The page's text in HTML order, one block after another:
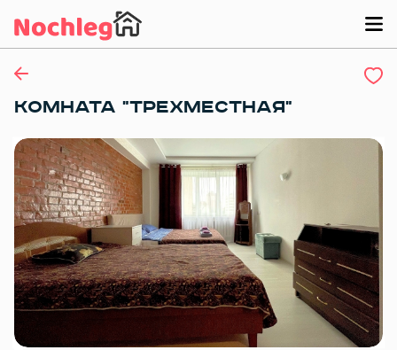
КОМНАТА "ТРЕХМЕСТНАЯ"